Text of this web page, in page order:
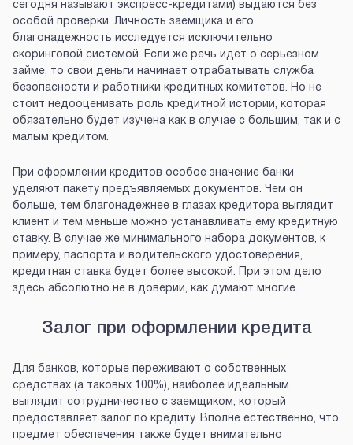
сегодня называют экспресс-кредитами) выдаются без
особой проверки. Личность заемщика и его
благонадежность исследуется исключительно
скоринговой системой. Если же речь идет о серьезном
займе, то свои деньги начинает отрабатывать служба
безопасности и работники кредитных комитетов. Но не
стоит недооценивать роль кредитной истории, которая
обязательно будет изучена как в случае с большим, так и с
малым кредитом.
При оформлении кредитов особое значение банки
уделяют пакету предъявляемых документов. Чем он
больше, тем благонадежнее в глазах кредитора выглядит
клиент и тем меньше можно устанавливать ему кредитную
ставку. В случае же минимального набора документов, к
примеру, паспорта и водительского удостоверения,
кредитная ставка будет более высокой. При этом дело
здесь абсолютно не в доверии, как думают многие.
Залог при оформлении кредита
Для банков, которые переживают о собственных
средствах (а таковых 100%), наиболее идеальным
выглядит сотрудничество с заемщиком, который
предоставляет залог по кредиту. Вполне естественно, что
предмет обеспечения также будет внимательно